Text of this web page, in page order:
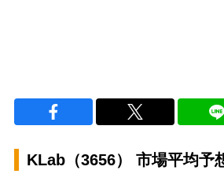
KLab（3656） 市場平均予